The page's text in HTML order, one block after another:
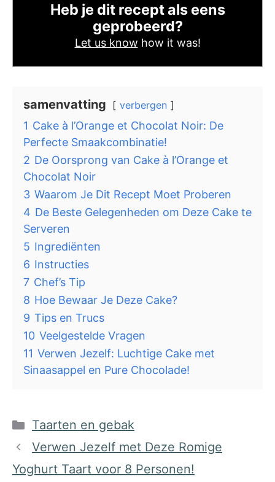
Heb je dit recept als eens
geprobeerd?
Let us know how it was!
samenvatting verbergen
1 Cake à l’Orange et Chocolat Noir: De
Perfecte Smaakcombinatie!
2 De Oorsprong van Cake à l’Orange et
Chocolat Noir
3 Waarom Je Dit Recept Moet Proberen
4 De Beste Gelegenheden om Deze Cake te
Serveren
5 Ingrediënten
6 Instructies
7 Chef’s Tip
8 Hoe Bewaar Je Deze Cake?
9 Tips en Trucs
10 Veelgestelde Vragen
11 Verwen Jezelf: Luchtige Cake met
Sinaasappel en Pure Chocolade!
Categorieën
Taarten en gebak
Verwen Jezelf met Deze Romige
Yoghurt Taart voor 8 Personen!